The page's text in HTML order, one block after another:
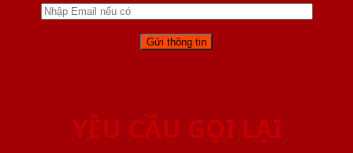
YÊU CẦU GỌI LẠI